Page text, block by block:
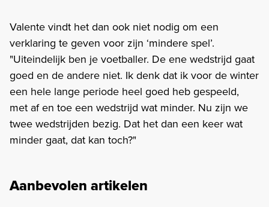
Valente vindt het dan ook niet nodig om een
verklaring te geven voor zijn ‘mindere spel’.
"Uiteindelijk ben je voetballer. De ene wedstrijd gaat
goed en de andere niet. Ik denk dat ik voor de winter
een hele lange periode heel goed heb gespeeld,
met af en toe een wedstrijd wat minder. Nu zijn we
twee wedstrijden bezig. Dat het dan een keer wat
minder gaat, dat kan toch?"
Aanbevolen artikelen